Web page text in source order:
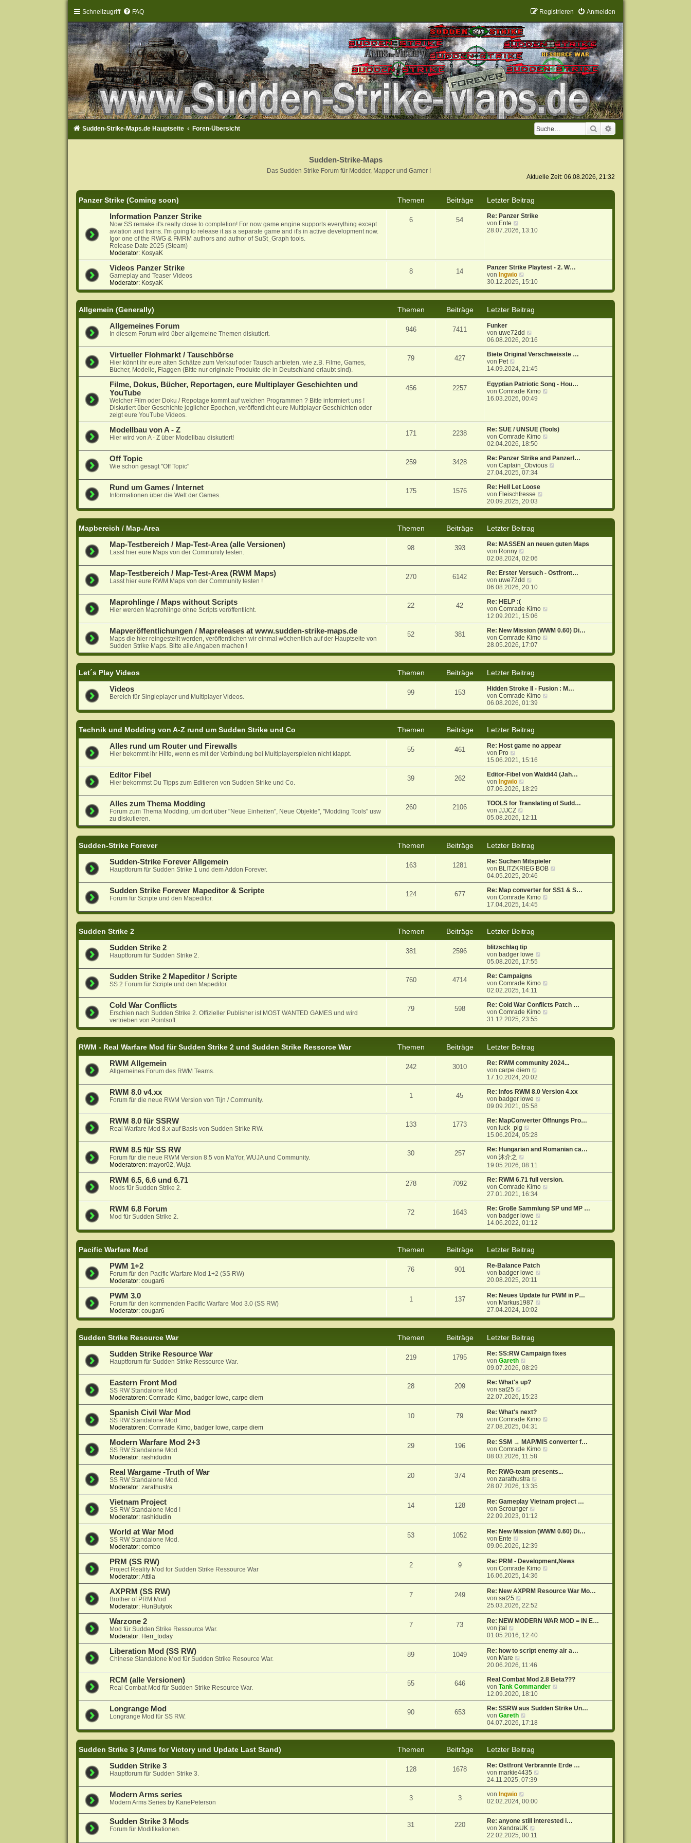
Schnellzugriff FAQ Anmelden
Registrieren
Suche
Sudden-Strike-Maps.de Hauptseite Foren-Übersicht
Sudden-Strike-Maps
Das Sudden Strike Forum für Modder, Mapper und Gamer !
Aktuelle Zeit: 06.08.2026, 21:32
Panzer Strike (Coming soon) Themen Beiträge
Letzter Beitrag
Information Panzer Strike
Now SS remake it's really close to completion! For now game engine supports everything except
aviation and trains. I'm going to release it as a separate game and it's in active development now.
Igor one of the RWG & FMRM authors and author of SuSt_Graph tools.
Release Date 2025 (Steam)
Moderator: KosyaK
6 54
Re: Panzer Strike
von Ente
e
t
e
r
B
i
t
r
28.07.2026, 13:10
Videos Panzer Strike
Gameplay and Teaser Videos
Moderator: KosyaK
8 14
Panzer Strike Playtest - 2. W…
von Ingwio
e
u
t
e
B
e
i
t
a
g
30.12.2025, 15:10
Allgemein (Generally) Themen Beiträge
Letzter Beitrag
Allgemeines Forum
In diesem Forum wird über allgemeine Themen diskutiert.
946 7411
Funker
vonuwe72dd
e
u
e
t
e
r
B
e
a
g
06.08.2026, 20:16
Virtueller Flohmarkt / Tauschbörse
Hier könnt ihr eure alten Schätze zum Verkauf oder Tausch anbieten, wie z.B. Filme, Games,
Bücher, Modelle, Flaggen (Bitte nur originale Produkte die in Deutschland erlaubt sind).
79 427
Biete Original Verschweisste …
von Pet
e
u
e
s
t
e
i
t
r
g
14.09.2024, 21:45
Filme, Dokus, Bücher, Reportagen, eure Multiplayer Geschichten und
YouTube
Welcher Film oder Doku / Repotage kommt auf welchen Programmen ? Bitte informiert uns !
Diskutiert über Geschichte jeglicher Epochen, veröffentlicht eure Multiplayer Geschichten oder
zeigt eure YouTube Videos.
456 2257
Egyptian Patriotic Song - Hou…
vonComrade Kimo
t
e
i
16.03.2026, 00:49
Modellbau von A - Z
Hier wird von A - Z über Modellbau diskutiert!
171 2238
Re: SUE / UNSUE (Tools)
vonComrade Kimo
u
e
s
e
i
g
02.04.2026, 18:50
Off Topic
Wie schon gesagt "Off Topic"
259 3428
Re: Panzer Strike and Panzerl…
vonCaptain_Obvious
u
e
i
t
g
27.04.2025, 07:34
Rund um Games / Internet
Informationen über die Welt der Games.
175 1576
Re: Hell Let Loose
von Fleischfresse
u
e
r
i
t
g
20.09.2025, 20:03
Mapbereich / Map-Area Themen Beiträge
Letzter Beitrag
Map-Testbereich / Map-Test-Area (alle Versionen)
Lasst hier eure Maps von der Community testen.
98 393
Re: MASSEN an neuen guten Maps
von Ronny
e
u
e
s
t
e
B
e
i
t
a
g
02.08.2024, 02:06
Map-Testbereich / Map-Test-Area (RWM Maps)
Lasst hier eure RWM Maps von der Community testen !
270 6142
Re: Erster Versuch - Ostfront…
vonuwe72dd
e
u
s
t
e
r
B
e
i
a
g
06.08.2026, 20:10
Maprohlinge / Maps without Scripts
Hier werden Maprohlinge ohne Scripts veröffentlicht.
22 42
Re: HELP :(
vonComrade Kimo
u
e
e
i
t
g
12.09.2021, 15:06
Mapveröffentlichungen / Mapreleases at www.sudden-strike-maps.de
Maps die hier reingestellt werden, veröffentlichen wir einmal wöchentlich auf der Hauptseite von
Sudden Strike Maps. Bitte alle Angaben machen !
52 381
Re: New Mission (WWM 0.60) Di…
vonComrade Kimo
u
e
r
i
g
28.05.2026, 17:07
Let´s Play Videos Themen Beiträge
Letzter Beitrag
Videos
Bereich für Singleplayer und Multiplayer Videos.
99 153
Hidden Stroke II - Fusion : M…
vonComrade Kimo
u
e
r
i
t
g
06.08.2026, 01:39
Technik und Modding von A-Z rund um Sudden Strike und Co Themen Beiträge
Letzter Beitrag
Alles rund um Router und Firewalls
Hier bekommt ihr Hilfe, wenn es mit der Verbindung bei Multiplayerspielen nicht klappt.
55 461
Re: Host game no appear
von Pro
e
u
e
s
t
e
r
B
e
i
a
g
15.06.2021, 15:16
Editor Fibel
Hier bekommst Du Tipps zum Editieren von Sudden Strike und Co.
39 262
Editor-Fibel von Waldi44 (Jah…
von Ingwio
e
u
e
t
e
e
i
t
r
a
g
07.06.2026, 18:29
Alles zum Thema Modding
Forum zum Thema Modding, um dort über "Neue Einheiten", Neue Objekte", "Modding Tools" usw
zu diskutieren.
260 2106
TOOLS for Translating of Sudd…
vonJJJCZ
e
u
t
e
r
B
e
i
t
r
a
g
05.08.2026, 12:11
Sudden-Strike Forever Themen Beiträge
Letzter Beitrag
Sudden-Strike Forever Allgemein
Hauptforum für Sudden Strike 1 und dem Addon Forever.
163 1281
Re: Suchen Mitspieler
von BLITZKRIEG BOB
u
e
e
i
g
04.05.2025, 20:46
Sudden Strike Forever Mapeditor & Scripte
Forum für Scripte und den Mapeditor.
124 677
Re: Map converter for SS1 & S…
vonComrade Kimo
u
e
i
g
17.04.2025, 14:45
Sudden Strike 2 Themen Beiträge
Letzter Beitrag
Sudden Strike 2
Hauptforum für Sudden Strike 2.
381 2596
blitzschlag tip
von badger lowe
u
s
e
r
B
i
g
05.08.2026, 17:55
Sudden Strike 2 Mapeditor / Scripte
SS 2 Forum für Scripte und den Mapeditor.
760 4714
Re: Campaigns
vonComrade Kimo
u
e
e
i
g
02.02.2025, 14:11
Cold War Conflicts
Erschien nach Sudden Strike 2. Offizieller Publisher ist MOST WANTED GAMES und wird
vertrieben von Pointsoft.
79 598
Re: Cold War Conflicts Patch …
vonComrade Kimo
u
e
r
i
t
g
31.12.2025, 23:55
RWM - Real Warfare Mod für Sudden Strike 2 und Sudden Strike Ressorce War Themen Beiträge
Letzter Beitrag
RWM Allgemein
Allgemeines Forum des RWM Teams.
242 3010
Re: RWM community 2024...
voncarpe diem
u
e
s
e
r
i
t
g
17.10.2024, 20:02
RWM 8.0 v4.xx
Forum für die neue RWM Version von Tijn / Community.
1 45
Re: Infos RWM 8.0 Version 4.xx
von badger lowe
u
e
e
r
i
t
r
g
09.09.2021, 05:58
RWM 8.0 für SSRW
Real Warfare Mod 8.x auf Basis von Sudden Strike RW.
133 1773
Re: MapConverter Öffnungs Pro…
von luck_pig
e
u
e
t
e
r
B
e
i
t
r
a
g
15.06.2024, 05:28
RWM 8.5 für SS RW
Forum für die neue RWM Version 8.5 von MaYor, WUJA und Community.
Moderatoren: mayor02, Wuja
30 257
Re: Hungarian and Romanian ca…
von沐介之
e
u
e
s
t
e
r
B
e
i
a
g
19.05.2026, 08:11
RWM 6.5, 6.6 und 6.71
Mods für Sudden Strike 2.
278 7092
Re: RWM 6.71 full version.
vonComrade Kimo
u
e
e
i
g
27.01.2021, 16:34
RWM 6.8 Forum
Mod für Sudden Strike 2.
72 1643
Re: Große Sammlung SP und MP …
von badger lowe
u
e
i
t
g
14.06.2022, 01:12
Pacific Warfare Mod Themen Beiträge
Letzter Beitrag
PWM 1+2
Forum für den Pacific Warfare Mod 1+2 (SS RW)
Moderator: cougar6
76 901
Re-Balance Patch
von badger lowe
u
e
r
B
t
g
20.08.2025, 20:11
PWM 3.0
Forum für den kommenden Pacific Warfare Mod 3.0 (SS RW)
Moderator: cougar6
1 137
Re: Neues Update für PWM in P…
von Markus1987
u
e
r
i
g
27.04.2024, 10:02
Sudden Strike Resource War Themen Beiträge
Letzter Beitrag
Sudden Strike Resource War
Hauptforum für Sudden Strike Ressource War.
219 1795
Re: SS:RW Campaign fixes
vonGareth
e
u
e
t
e
r
B
e
t
r
a
09.07.2026, 08:29
Eastern Front Mod
SS RW Standalone Mod
Moderatoren: Comrade Kimo, badger lowe, carpe diem
28 209
Re: What's up?
vonsat25
e
u
e
s
t
r
B
e
r
a
g
22.07.2026, 15:23
Spanish Civil War Mod
SS RW Standalone Mod
Moderatoren: Comrade Kimo, badger lowe, carpe diem
10 79
Re: What's next?
vonComrade Kimo
u
e
r
r
27.08.2025, 04:31
Modern Warfare Mod 2+3
SS RW Standalone Mod.
Moderator: rashidudin
29 196
Re: SSM → MAP/MIS converter f…
vonComrade Kimo
u
e
r
t
r
08.03.2026, 11:58
Real Wargame -Truth of War
SS RW Standalone Mod.
Moderator: zarathustra
20 374
Re: RWG-team presents...
vonzarathustra
u
e
r
B
r
a
28.07.2026, 13:35
Vietnam Project
SS RW Standalone Mod !
Moderator: rashidudin
14 128
Re: Gameplay Vietnam project …
vonScrounger
e
u
e
t
r
B
e
r
a
g
22.09.2023, 01:12
World at War Mod
SS RW Standalone Mod.
Moderator: combo
53 1052
Re: New Mission (WWM 0.60) Di…
von Ente
e
u
e
s
r
B
e
i
t
r
a
g
09.06.2026, 12:39
PRM (SS RW)
Project Reality Mod for Sudden Strike Ressource War
Moderator: Attila
2 9
Re: PRM - Development,News
vonComrade Kimo
u
e
r
r
16.06.2025, 14:36
AXPRM (SS RW)
Brother of PRM Mod
Moderator: HunButyok
7 249
Re: New AXPRM Resource War Mo…
vonsat25
e
u
e
t
r
e
t
r
a
25.03.2026, 22:52
Warzone 2
Mod für Sudden Strike Ressource War.
Moderator: Herr_today
7 73
Re: NEW MODERN WAR MOD = IN E…
vonjtal
e
u
e
s
t
e
r
B
e
i
t
r
a
g
01.05.2016, 12:40
Liberation Mod (SS RW)
Chinese Standalone Mod für Sudden Strike Resource War.
89 1049
Re: how to script enemy air a…
von Mare
e
u
e
s
e
r
B
e
i
a
g
20.06.2026, 11:46
RCM (alle Versionen)
Real Combat Mod für Sudden Strike Resource War.
55 646
Real Combat Mod 2.8 Beta???
vonTank Commander
u
e
e
i
t
g
12.09.2020, 18:10
Longrange Mod
Longrange Mod für SS RW.
90 653
Re: SSRW aus Sudden Strike Un…
vonGareth
e
u
t
e
r
B
e
i
r
g
04.07.2026, 17:18
Sudden Strike 3 (Arms for Victory und Update Last Stand) Themen Beiträge
Letzter Beitrag
Sudden Strike 3
Hauptforum für Sudden Strike 3.
128 1678
Re: Ostfront Verbrannte Erde …
vonmarkie4435
u
e
r
24.11.2025, 07:39
Modern Arms series
Modern Arms Series by KanePeterson
3 3 von Ingwio
e
e
s
t
e
02.02.2024, 00:00
Sudden Strike 3 Mods
Forum für Modifikationen.
31 220
Re: anyone still interested i…
vonXandraUK
22.02.2025, 00:11